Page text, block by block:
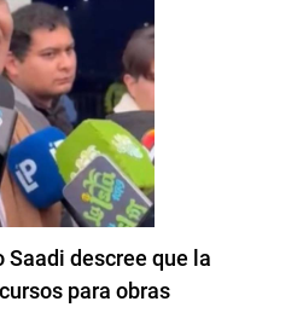
Saadi descree que la
para obras